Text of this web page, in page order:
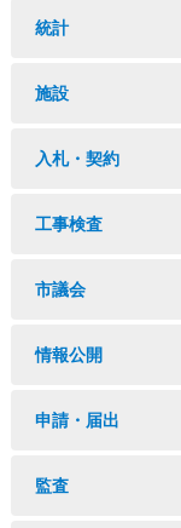
統計
施設
入札・契約
工事検査
市議会
情報公開
申請・届出
監査